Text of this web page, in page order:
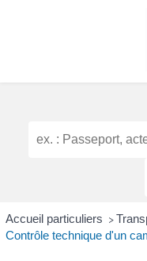
Accueil particuliers >
Contrôle technique d'un